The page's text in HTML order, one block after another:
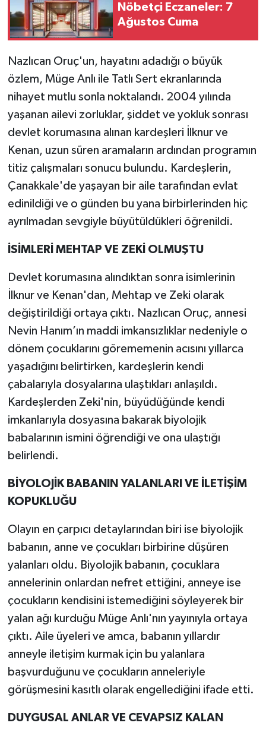
Nöbetçi Eczaneler: 7
Ağustos Cuma
Nazlıcan Oruç'un, hayatını adadığı o büyük
özlem, Müge Anlı ile Tatlı Sert ekranlarında
nihayet mutlu sonla noktalandı. 2004 yılında
yaşanan ailevi zorluklar, şiddet ve yokluk sonrası
devlet korumasına alınan kardeşleri İlknur ve
Kenan, uzun süren aramaların ardından programın
titiz çalışmaları sonucu bulundu. Kardeşlerin,
Çanakkale'de yaşayan bir aile tarafından evlat
edinildiği ve o günden bu yana birbirlerinden hiç
ayrılmadan sevgiyle büyütüldükleri öğrenildi.
İSİMLERİ MEHTAP VE ZEKİ OLMUŞTU
Devlet korumasına alındıktan sonra isimlerinin
İlknur ve Kenan'dan, Mehtap ve Zeki olarak
değiştirildiği ortaya çıktı. Nazlıcan Oruç, annesi
Nevin Hanım’ın maddi imkansızlıklar nedeniyle o
dönem çocuklarını görememenin acısını yıllarca
yaşadığını belirtirken, kardeşlerin kendi
çabalarıyla dosyalarına ulaştıkları anlaşıldı.
Kardeşlerden Zeki'nin, büyüdüğünde kendi
imkanlarıyla dosyasına bakarak biyolojik
babalarının ismini öğrendiği ve ona ulaştığı
belirlendi.
BİYOLOJİK BABANIN YALANLARI VE İLETİŞİM
KOPUKLUĞU
Olayın en çarpıcı detaylarından biri ise biyolojik
babanın, anne ve çocukları birbirine düşüren
yalanları oldu. Biyolojik babanın, çocuklara
annelerinin onlardan nefret ettiğini, anneye ise
çocukların kendisini istemediğini söyleyerek bir
yalan ağı kurduğu Müge Anlı'nın yayınıyla ortaya
çıktı. Aile üyeleri ve amca, babanın yıllardır
anneyle iletişim kurmak için bu yalanlara
başvurduğunu ve çocukların anneleriyle
görüşmesini kasıtlı olarak engellediğini ifade etti.
DUYGUSAL ANLAR VE CEVAPSIZ KALAN
KAHRAMANMARAŞ